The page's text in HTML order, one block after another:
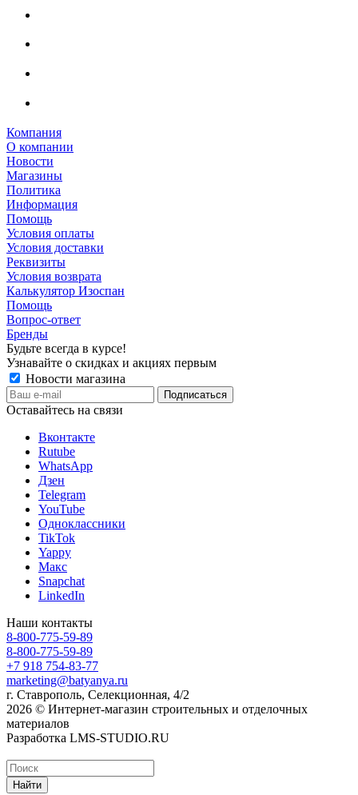
Компания
О компании
Новости
Магазины
Политика
Информация
Помощь
Условия оплаты
Условия доставки
Реквизиты
Условия возврата
Калькулятор Изоспан
Помощь
Вопрос-ответ
Бренды
Будьте всегда в курсе!
Узнавайте о скидках и акциях первым
Новости магазина
Оставайтесь на связи
Вконтакте
Rutube
WhatsApp
Дзен
Telegram
YouTube
Одноклассники
TikTok
Yappy
Макс
Snapchat
LinkedIn
Наши контакты
8-800-775-59-89
8-800-775-59-89
+7 918 754-83-77
marketing@batyanya.ru
г. Ставрополь, Селекционная, 4/2
2026 © Интернет-магазин строительных и отделочных
материалов
Разработка LMS-STUDIO.RU
Найти